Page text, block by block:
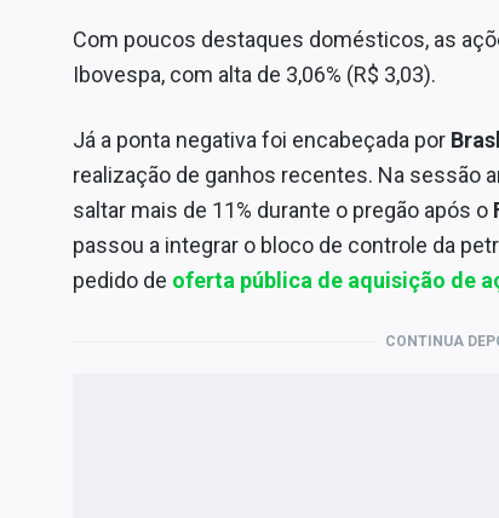
Com poucos destaques domésticos, as
Ibovespa, com alta de 3,06% (R$ 3,03).
Já a ponta negativa foi encabeçada por
realização de ganhos recentes. Na sessão
saltar mais de 11% durante o pregão após o
passou a integrar o bloco de controle da
pedido de oferta pública de aquisição de
CONTINUA